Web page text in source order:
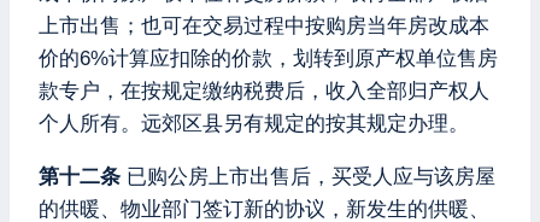
上市出售；也可在交易过程中按购房当年房改成本
价的6%计算应扣除的价款，划转到原产权单位售房
款专户，在按规定缴纳税费后，收入全部归产权人
个人所有。远郊区县另有规定的按其规定办理。
第十二条 已购公房上市出售后，买受人应与该房屋
的供暖、物业部门签订新的协议，新发生的供暖、